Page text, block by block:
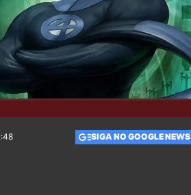
SIGA NO GOOGLE NEWS